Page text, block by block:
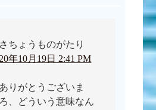
ちょうものがたり
年10月19日 2:41 PM
りがとうございま
、どういう意味なん